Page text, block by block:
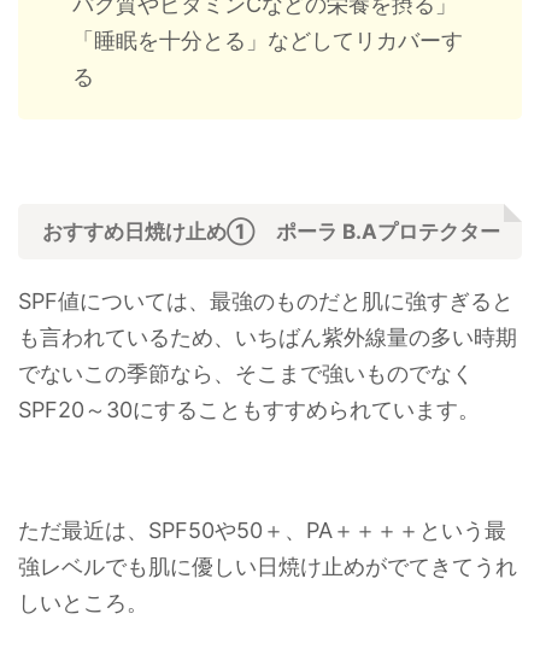
「睡眠を十分とる」などしてリカバーす
る
おすすめ日焼け止め① ポーラ B.Aプロテクター
SPF値については、最強のものだと肌に強すぎると
も言われているため、いちばん紫外線量の多い時期
でないこの季節なら、そこまで強いものでなく
SPF20～30にすることもすすめられています。
ただ最近は、SPF50や50＋、PA＋＋＋＋という最
強レベルでも肌に優しい日焼け止めがでてきてうれ
しいところ。